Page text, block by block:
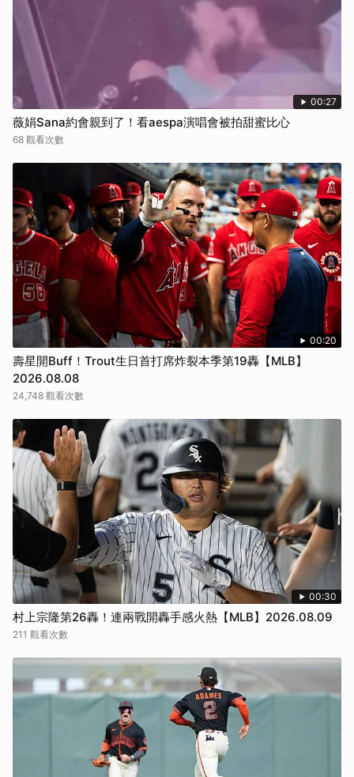
00:27
薇娟Sana約會親到了！看aespa演唱會被拍甜蜜比心
68 觀看次數
00:20
壽星開Buff！Trout生日首打席炸裂本季第19轟【MLB】
2026.08.08
24,748 觀看次數
00:30
村上宗隆第26轟！連兩戰開轟手感火熱【MLB】2026.08.09
211 觀看次數